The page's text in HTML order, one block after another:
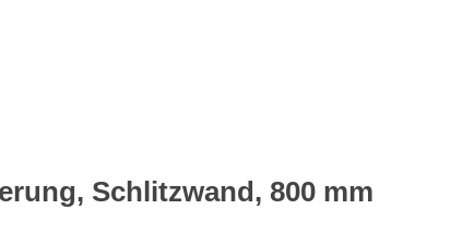
Schlitzwand, 800 mm